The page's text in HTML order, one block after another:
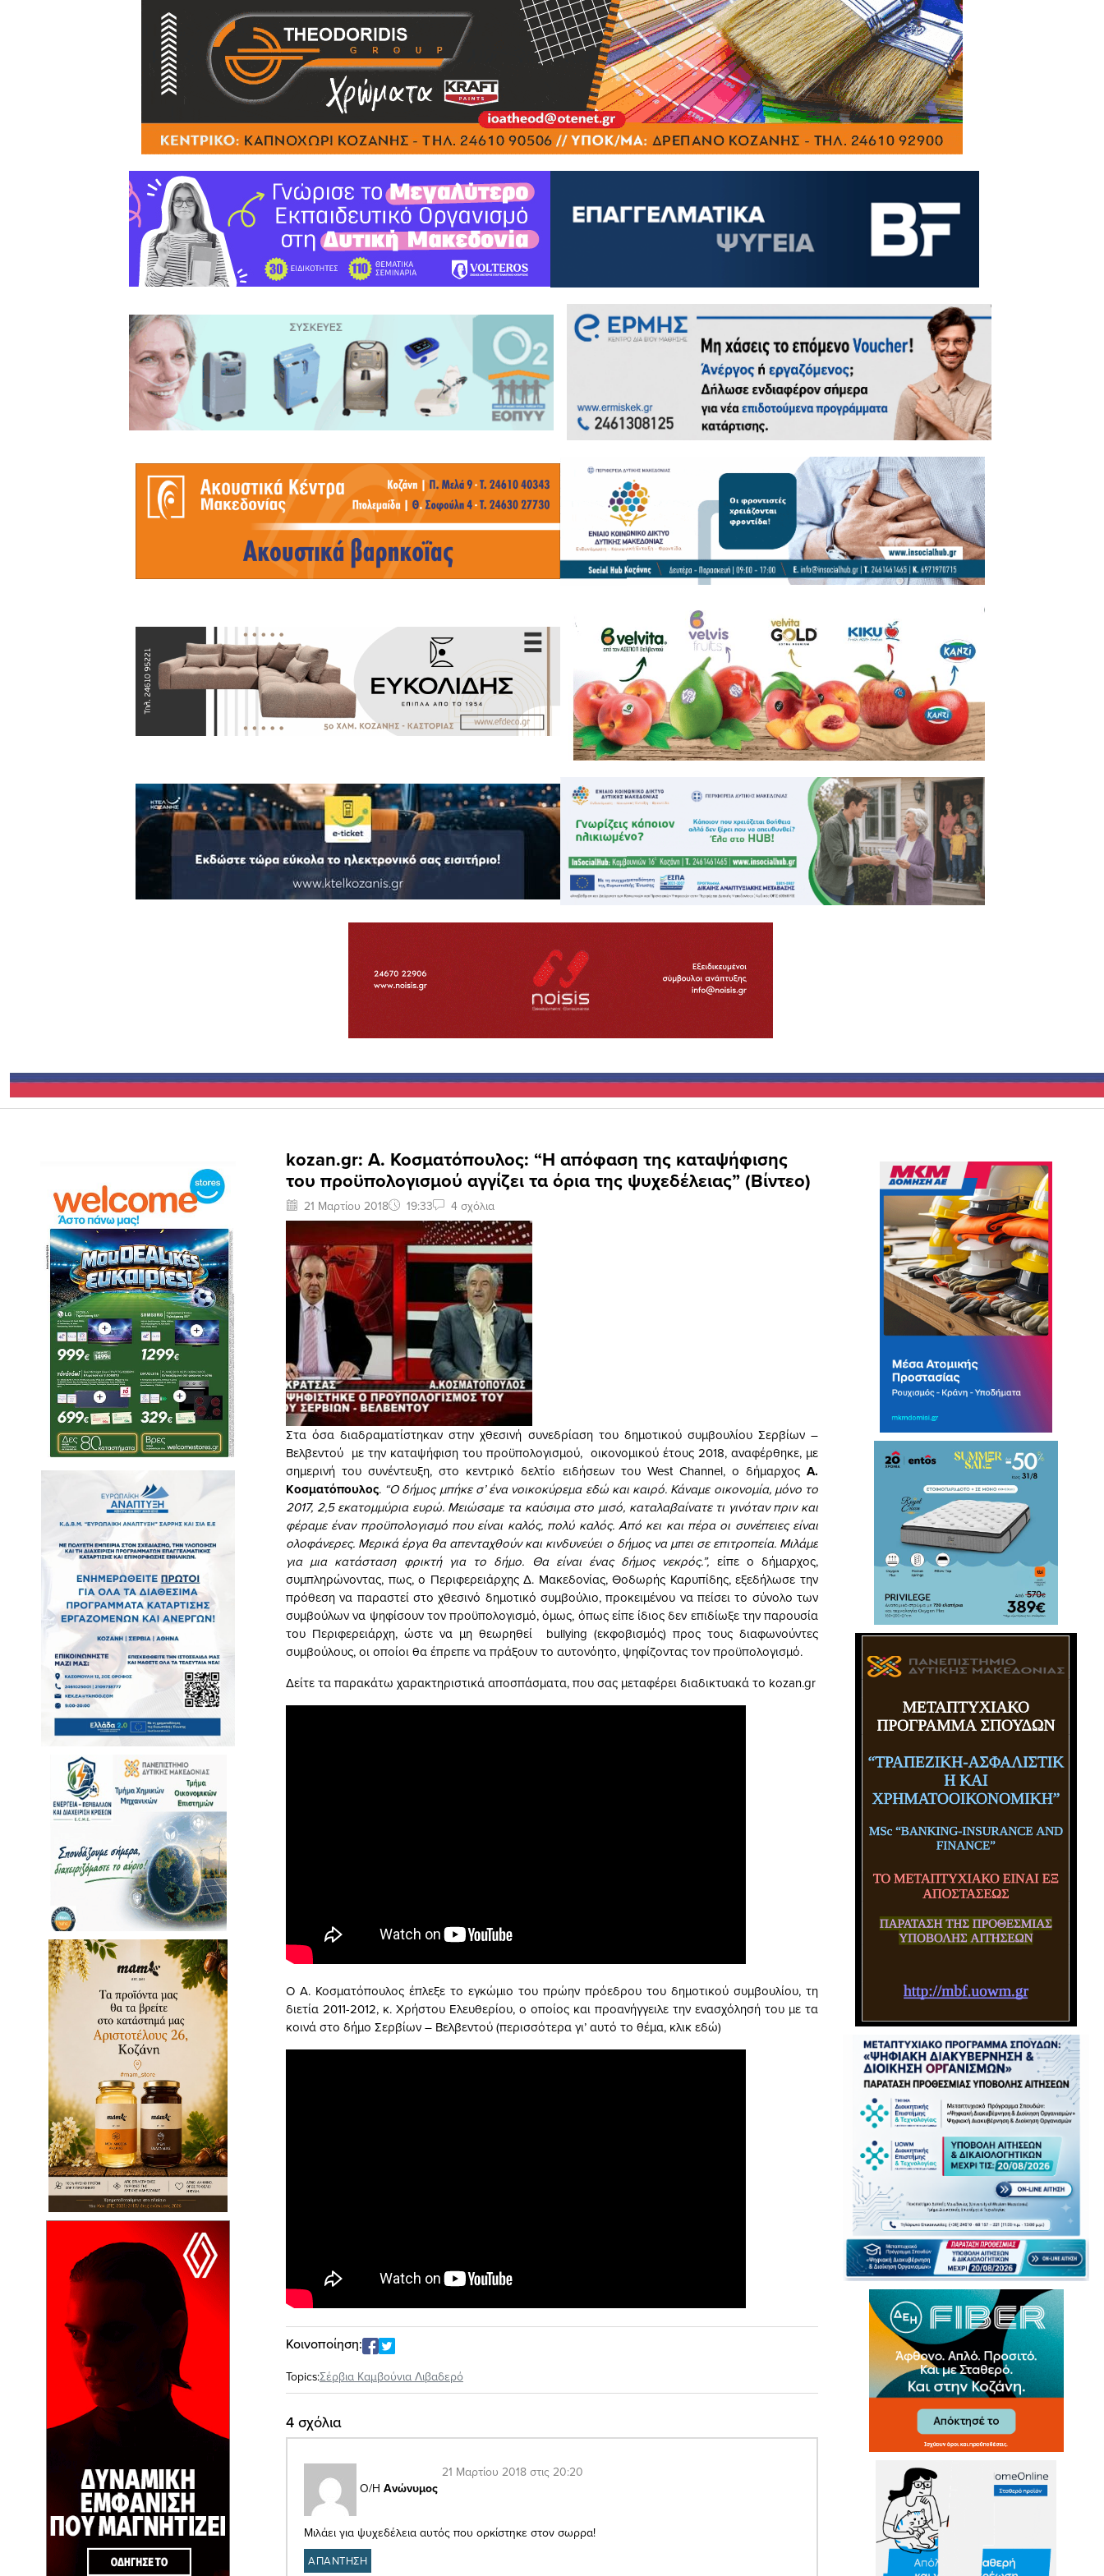
kozan.gr: Α. Κοσματόπουλος: “Η απόφαση της καταψήφισης
του προϋπολογισμού αγγίζει τα όρια της ψυχεδέλειας” (Bίντεο)
21 Μαρτίου 2018 19:33 4 σχόλια
Στα όσα διαδραματίστηκαν στην χθεσινή συνεδρίαση του δημοτικού συμβουλίου Σερβίων –
Βελβεντού με την καταψήφιση του προϋπολογισμού, οικονομικού έτους 2018, αναφέρθηκε, με
σημερινή του συνέντευξη, στο κεντρικό δελτίο ειδήσεων του West Channel, ο δήμαρχος Α.
Κοσματόπουλος. “Ο δήμος μπήκε σ’ ένα νοικοκύρεμα εδώ και καιρό. Κάναμε οικονομία, μόνο το
2017, 2,5 εκατομμύρια ευρώ. Μειώσαμε τα καύσιμα στο μισό, καταλαβαίνατε τι γινόταν πριν και
φέραμε έναν προϋπολογισμό που είναι καλός, πολύ καλός. Από κει και πέρα οι συνέπειες είναι
ολοφάνερες. Μερικά έργα θα απενταχθούν και κινδυνεύει ο δήμος να μπει σε επιτροπεία. Μιλάμε
για μια κατάσταση φρικτή για το δήμο. Θα είναι ένας δήμος νεκρός.”, είπε ο δήμαρχος,
συμπληρώνοντας, πως, ο Περιφερειάρχης Δ. Μακεδονίας, Θοδωρής Καρυπίδης, εξεδήλωσε την
πρόθεση να παραστεί στο χθεσινό δημοτικό συμβούλιο, προκειμένου να πείσει το σύνολο των
συμβούλων να ψηφίσουν τον προϋπολογισμό, όμως, όπως είπε ίδιος δεν επιδίωξε την παρουσία
του Περιφερειάρχη, ώστε να μη θεωρηθεί bullying (εκφοβισμός) προς τους διαφωνούντες
συμβούλους, οι οποίοι θα έπρεπε να πράξουν το αυτονόητο, ψηφίζοντας τον προϋπολογισμό.
Δείτε τα παρακάτω χαρακτηριστικά αποσπάσματα, που σας μεταφέρει διαδικτυακά το kozan.gr
Ο Α. Κοσματόπουλος έπλεξε το εγκώμιο του πρώην πρόεδρου του δημοτικού συμβουλίου, τη
διετία 2011-2012, κ. Χρήστου Ελευθερίου, ο οποίος και προανήγγειλε την ενασχόλησή του με τα
κοινά στο δήμο Σερβίων – Βελβεντού (περισσότερα γι’ αυτό το θέμα, κλικ εδώ)
Κοινοποίηση:
Topics:Σέρβια Καμβούνια Λιβαδερό
4 σχόλια
Ο/Η Ανώνυμος
21 Μαρτίου 2018 στις 20:20
Μιλάει για ψυχεδέλεια αυτός που ορκίστηκε στον σωρρα!
ΑΠΑΝΤΗΣΗ